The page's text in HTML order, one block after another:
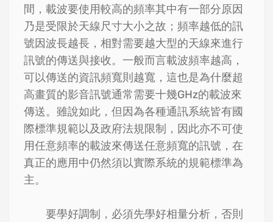
間，載波要使用較高的頻率其中有一部分原因
乃是受限於天線尺寸大小之故；頻率越低的訊
號因波長越長，相對需要越大型的天線來進行
訊號的傳送與接收。一般而言載波頻率越高，
可以傳送的資訊頻寬則越寬，這也是為什麼超
高畫質的影音訊號通常需要十幾GHz的載波來
傳送。雖說如此，但因為各種通訊系統皆有國
際標準規範以及政府法規限制，因此亦不可使
用任意頻率的載波來傳送任意頻寬的訊號，在
真正的應用中仍然須以實際系統的規範標準為
主。
要學好調制，必須先學好相量分析，否則